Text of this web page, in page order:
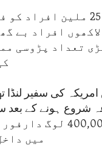
سوڈان میں تقریباً 25 ملین
افراد بے
تعداد پڑوسی
امریکہ کی سفیر لنڈا
شروع ہونے کے بعد
مطابق تقریباً
میں